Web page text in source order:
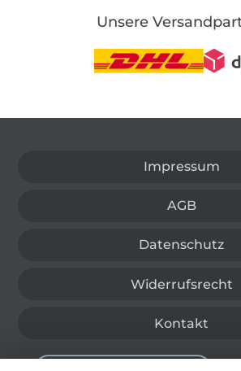
Unsere
Impressum
AGB
Datenschutz
Widerrufsrecht
Kontakt